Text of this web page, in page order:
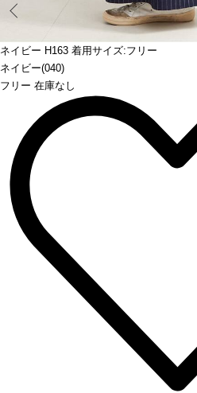
ネイビー H163 着用サイズ:フリー
ネイビー(040)
フリー 在庫なし